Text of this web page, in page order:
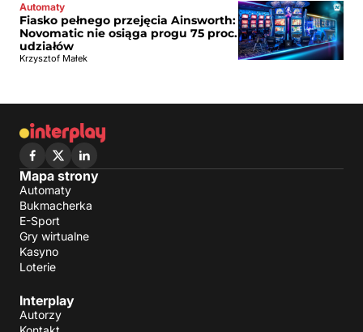
Automaty
Fiasko pełnego przejęcia Ainsworth:
Novomatic nie osiąga progu 75 proc.
udziałów
Krzysztof Małek
Mapa strony
Automaty
Bukmacherka
E-Sport
Gry wirtualne
Kasyno
Loterie
Interplay
Autorzy